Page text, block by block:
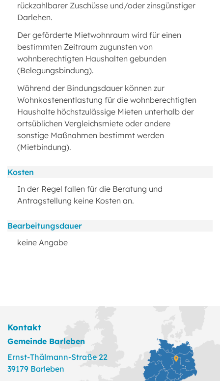
rückzahlbarer Zuschüsse und/oder zinsgünstiger
Darlehen.
Der geförderte Mietwohnraum wird für einen
bestimmten Zeitraum zugunsten von
wohnberechtigten Haushalten gebunden
(Belegungsbindung).
Während der Bindungsdauer können zur
Wohnkostenentlastung für die wohnberechtigten
Haushalte höchstzulässige Mieten unterhalb der
ortsüblichen Vergleichsmiete oder andere
sonstige Maßnahmen bestimmt werden
(Mietbindung).
Kosten
In der Regel fallen für die Beratung und
Antragstellung keine Kosten an.
Bearbeitungsdauer
keine Angabe
Kontakt
Gemeinde Barleben
Ernst-Thälmann-Straße 22
39179 Barleben